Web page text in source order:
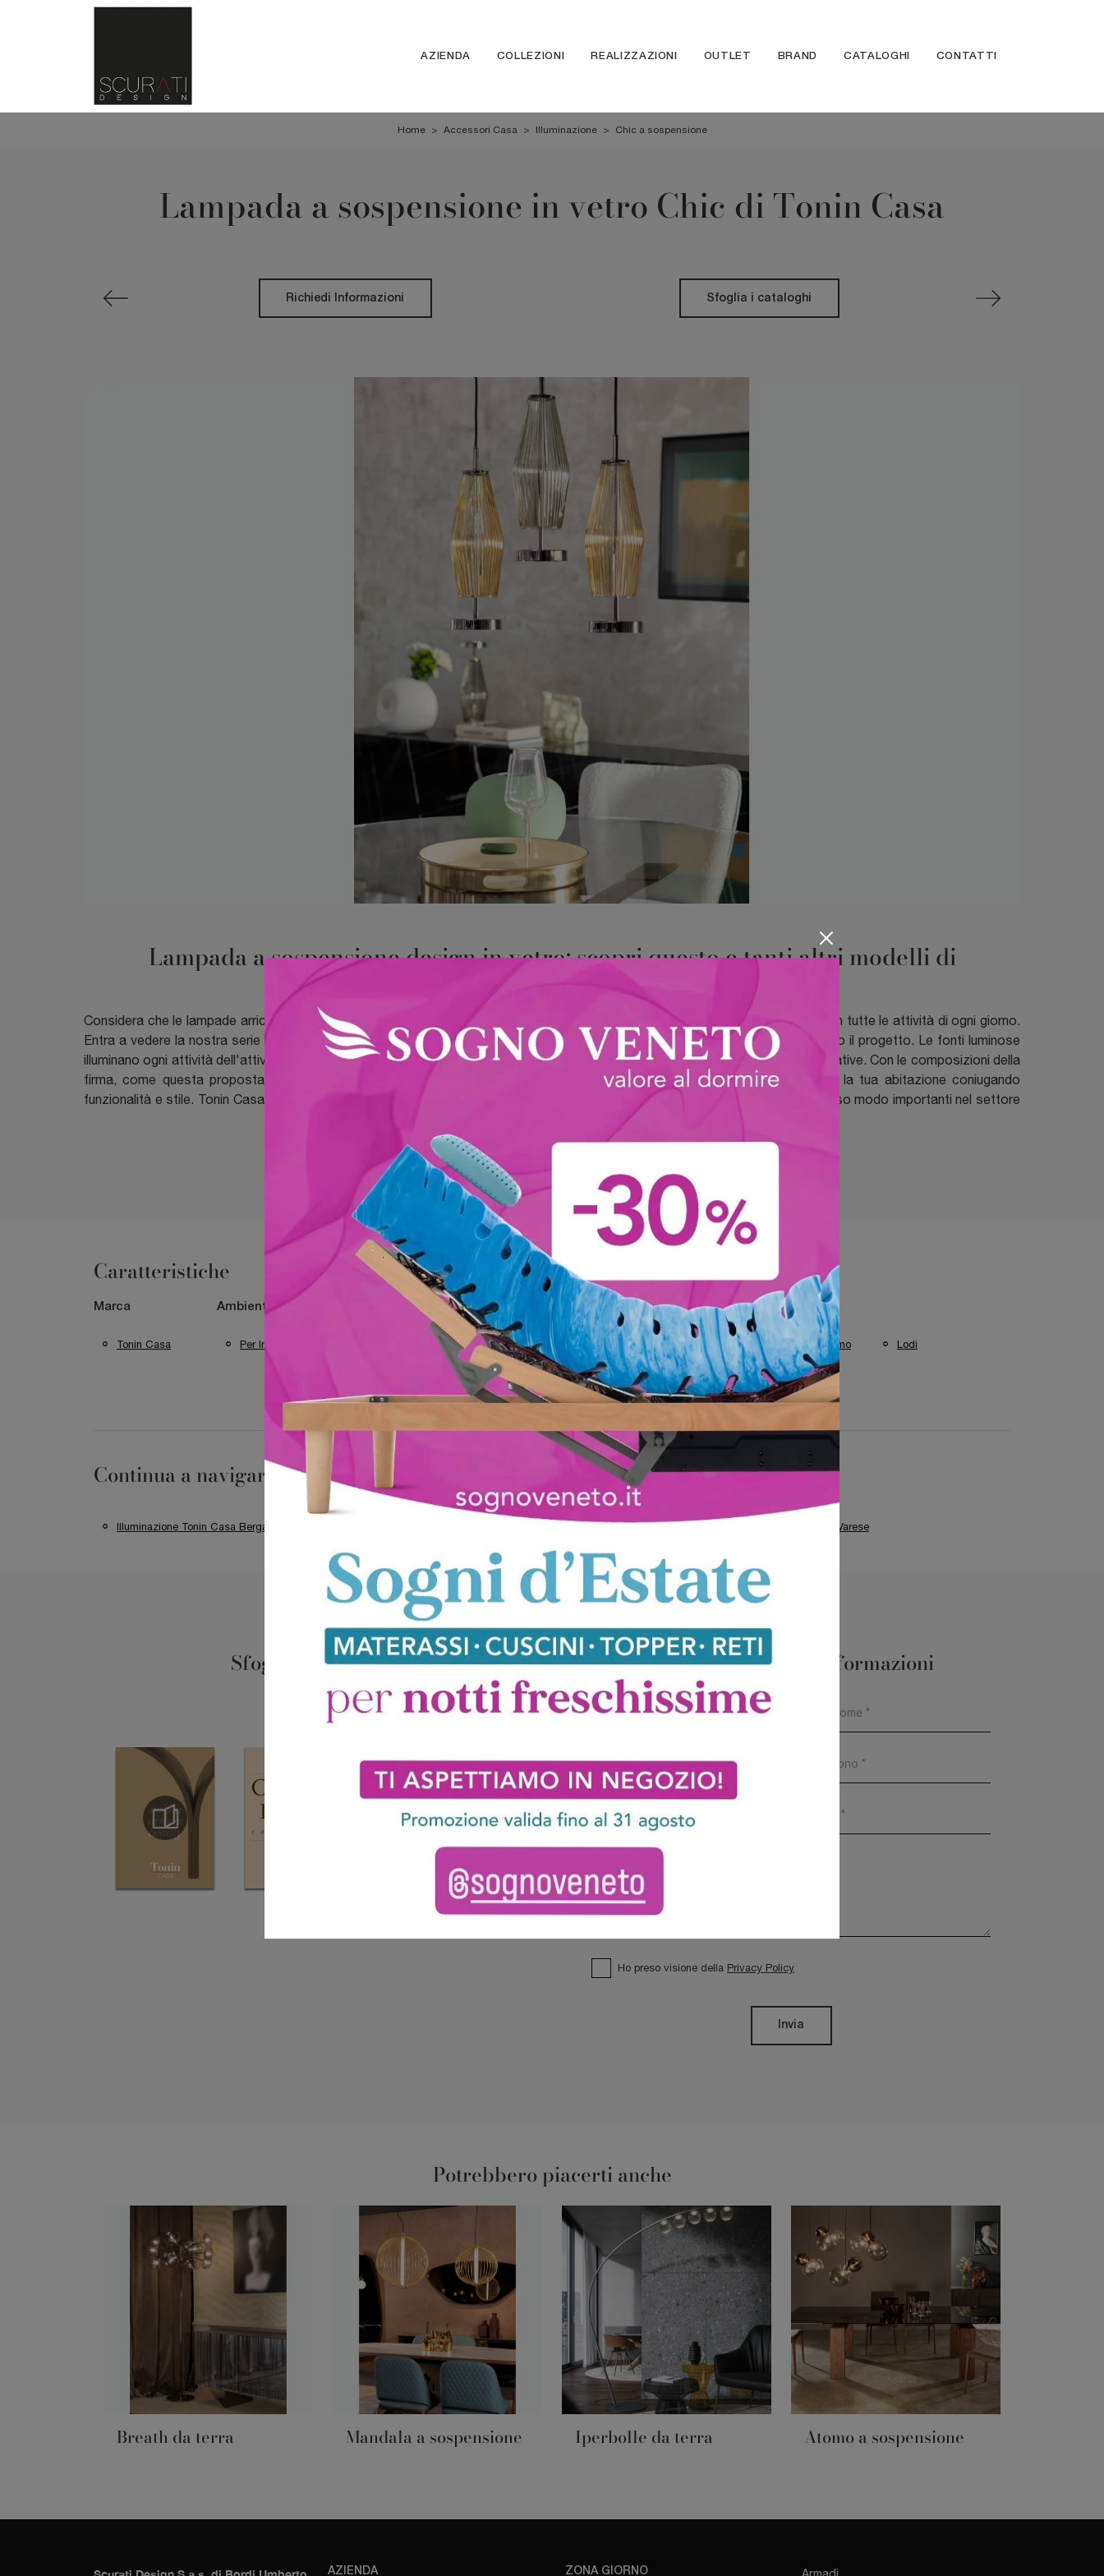
AZIENDA COLLEZIONI REALIZZAZIONI OUTLET BRAND CATALOGHI CONTATTI
Home > Accessori Casa > Illuminazione > Chic a sospensione
Lampada a sospensione in vetro Chic di Tonin Casa
Richiedi Informazioni Sfoglia i cataloghi
Lampada a sospensione design in vetro: scopri questo e tanti altri modelli di
illuminazione per interni
Considera che le lampade arricchiscono l'arredo di casa creando particolari atmosfere di fascino, ma ti accompagnano anche in tutte le attività di ogni giorno.
Entra a vedere la nostra serie di lampade a sospensione per interni e ti garantiremo la totale soddisfazione una volta realizzato il progetto. Le fonti luminose
illuminano ogni attività dell'attività in casa: ogni locale richiede un'illuminazione particolare, adatta alle proprie problematiche abitative. Con le composizioni della
firma, come questa proposta di Lampada a sospensione in vetro Chic di Tonin Casa in vetro, puoi illuminare ottimamente la tua abitazione coniugando
funzionalità e stile. Tonin Casa assicura la massima qualità in termini di valore estetico e tecnologia per ogni lampada, allo stesso modo importanti nel settore
Caratteristiche
Marca
Tonin Casa
Ambiente
Per Interni
Stile
Design
Tipologia
A Sospensione
I più visti a :
Bergamo Como Lodi
Varese
Continua a navigare
Illuminazione Tonin Casa Bergamo Illuminazione Tonin Casa Lodi Illuminazione Tonin Casa Varese
Sfoglia i cataloghi Richiedi Maggiori Informazioni
Ho preso visione della Privacy Policy
Invia
Potrebbero piacerti anche
Breath da terra Mandala a sospensione Iperbolle da terra Atomo a sospensione
AZIENDA ZONA GIORNO